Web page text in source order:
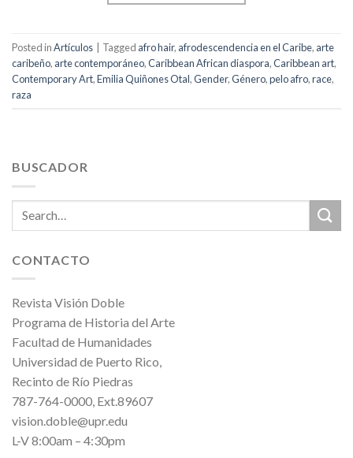
Posted inArtículos | Tagged afro hair, afrodescendencia en el Caribe, arte
caribeño, arte contemporáneo,Caribbean African diaspora,Caribbean art,
Contemporary Art,Emilia Quiñones Otal,Gender,Género,pelo afro,race,
raza
BUSCADOR
CONTACTO
Revista Visión Doble
Programa de Historia del Arte
Facultad de Humanidades
Universidad de Puerto Rico,
Recinto de Río Piedras
787-764-0000, Ext.89607
vision.doble@upr.edu
L-V 8:00am – 4:30pm